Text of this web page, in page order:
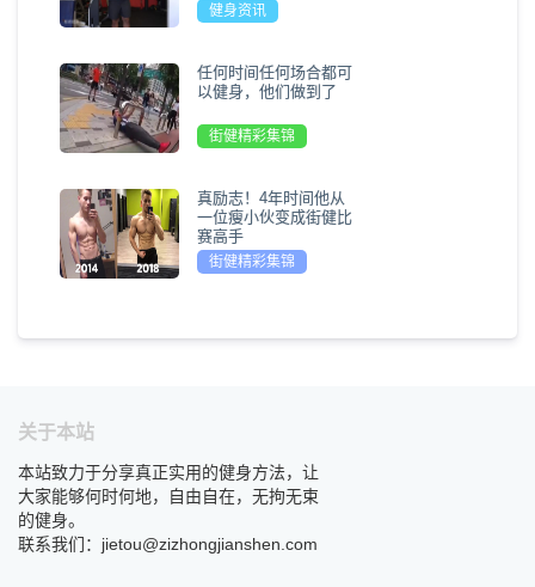
健身资讯
任何时间任何场合都可
以健身，他们做到了
街健精彩集锦
真励志！4年时间他从
一位瘦小伙变成街健比
赛高手
街健精彩集锦
关于本站
本站致力于分享真正实用的健身方法，让
大家能够何时何地，自由自在，无拘无束
的健身。
联系我们：jietou@zizhongjianshen.com